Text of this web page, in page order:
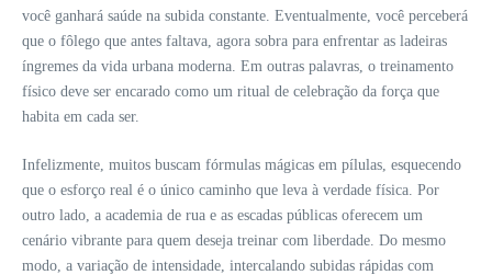
você ganhará saúde na subida constante. Eventualmente, você perceberá
que o fôlego que antes faltava, agora sobra para enfrentar as ladeiras
íngremes da vida urbana moderna. Em outras palavras, o treinamento
físico deve ser encarado como um ritual de celebração da força que
habita em cada ser.
Infelizmente, muitos buscam fórmulas mágicas em pílulas, esquecendo
que o esforço real é o único caminho que leva à verdade física. Por
outro lado, a academia de rua e as escadas públicas oferecem um
cenário vibrante para quem deseja treinar com liberdade. Do mesmo
modo, a variação de intensidade, intercalando subidas rápidas com